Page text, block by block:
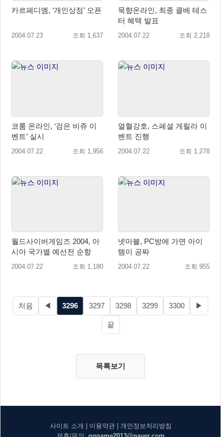
카르페디엠, ‘개인상점’ 오픈
2004.07.23 조회 1,637
묵향온라인, 최종 클베 테스
터 혜택 발표
2004.07.22 조회 2,218
코룸 온라인, ‘검은 비쥬 이
벤트’ 실시
2004.07.22 조회 1,956
열혈강호, 스페셜 게릴라 이
벤트 진행
2004.07.22 조회 1,278
월드사이버게임즈 2004, 아
시아 국가별 예선전 순항
2004.07.22 조회 1,180
넷마블, PC방에 가면 아이
템이 공짜
2004.07.22 조회 955
처음 ◀ 3296 3297 3298 3299 3300 ▶
끝
목록보기
사이트 소개 이용약관| 개인정보처리방침